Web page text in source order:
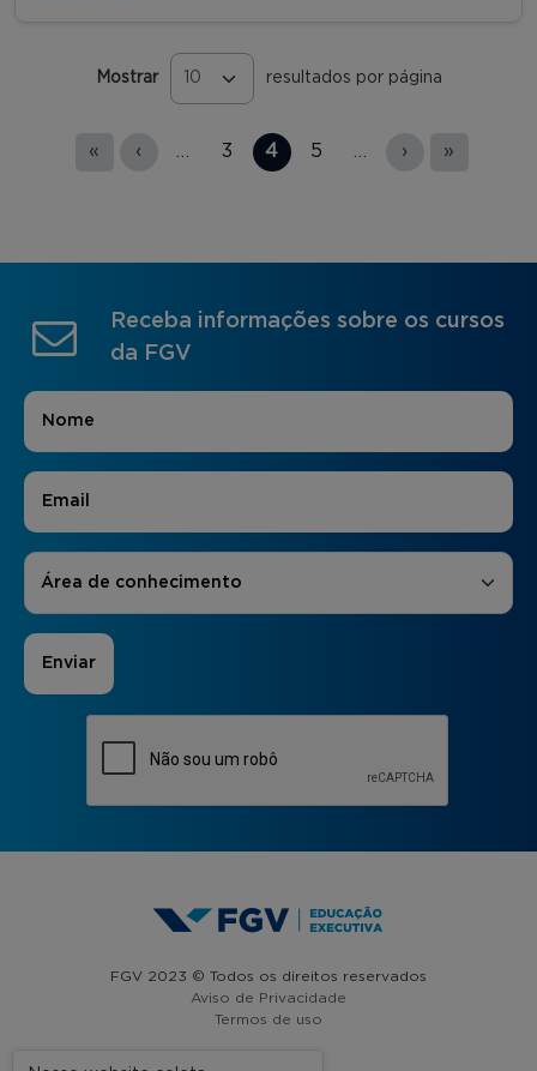
Mostrar resultados por página
« ‹ 3 4 5 › »
Receba informações sobre os cursos
da FGV
Nome
E-mail
Áreas de Interesse
Área de conhecimento
FGV 2023 © Todos os direitos reservados
Aviso de Privacidade
Termos de uso